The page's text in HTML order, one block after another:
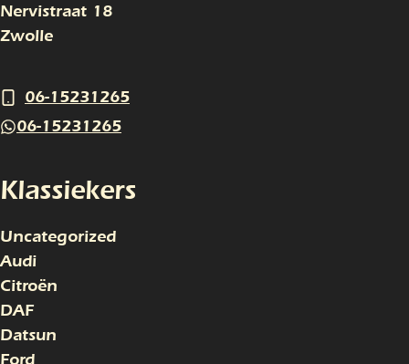
Nervistraat 18
Zwolle
06-15231265
06-15231265
Klassiekers
Uncategorized
Audi
Citroën
DAF
Datsun
Ford